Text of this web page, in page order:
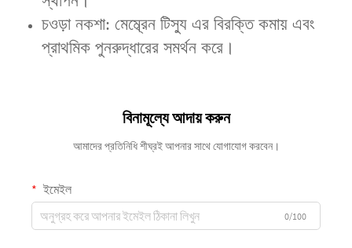
চওড়া নকশা‌: মেম্ব্রেন টিস্যু এর বিরক্তি কমায় এবং
প্রাথমিক পুনরুদ্ধারের সমর্থন করে।
বিনামূল্যে আদায় করুন
আমাদের প্রতিনিধি শীঘ্রই আপনার সাথে যোগাযোগ করবেন।
ইমেইল
0/100